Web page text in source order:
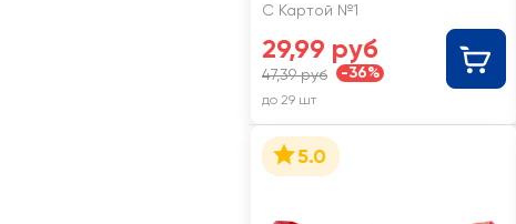
С Картой №1
29,99 руб
47,39 руб -36%
до 29 шт
5.0